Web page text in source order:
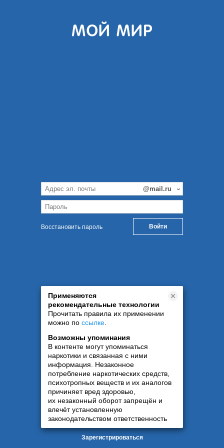
Восстановить пароль
Применяются
рекомендательные технологии
Прочитать правила их применении
можно по ссылке
Возможны упоминания
В контенте могут упоминаться
наркотики и связанная с ними
информация. Незаконное
потребление наркотических средств,
психотропных веществ и их аналогов
причиняет вред здоровью,
их незаконный оборот запрещён и
влечёт установленную
законодательством ответственность
Зарегистрироваться